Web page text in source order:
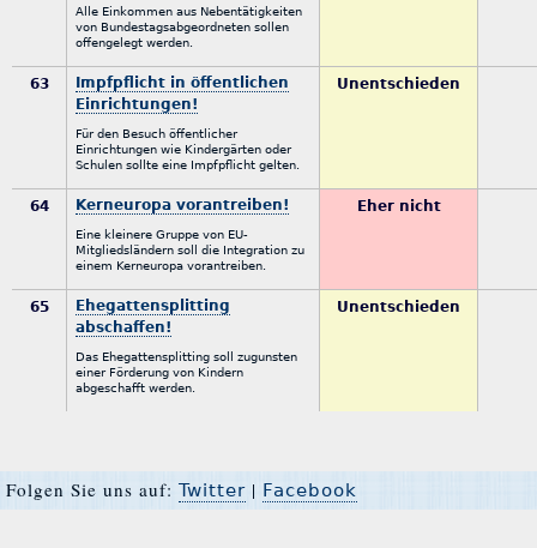
Alle Einkommen aus Nebentätigkeiten
von Bundestagsabgeordneten sollen
offengelegt werden.
63
Impfpflicht in öffentlichen
Einrichtungen!
Für den Besuch öffentlicher
Einrichtungen wie Kindergärten oder
Schulen sollte eine Impfpflicht gelten.
Unentschieden
64 Kerneuropa vorantreiben!
Eine kleinere Gruppe von EU-
Mitgliedsländern soll die Integration zu
einem Kerneuropa vorantreiben.
Eher nicht
65
Ehegattensplitting
abschaffen!
Das Ehegattensplitting soll zugunsten
einer Förderung von Kindern
abgeschafft werden.
Unentschieden
Folgen Sie uns auf: Twitter | Facebook